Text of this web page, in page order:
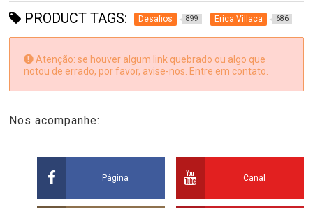
PRODUCT TAGS: Desafios 899 Erica Villaca 686
Atenção: se houver algum link quebrado ou algo que
notou de errado, por favor, avise-nos. Entre em contato.
Nos acompanhe:
Página Canal